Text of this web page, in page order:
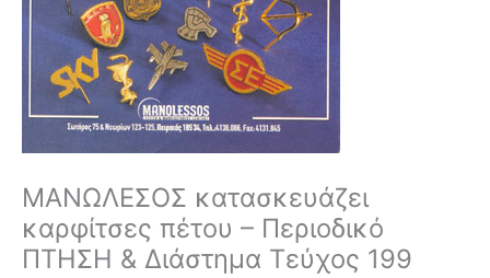
ΜΑΝΩΛΕΣΟΣ κατασκευάζει
καρφίτσες πέτου – Περιοδικό
ΠΤΗΣΗ & Διάστημα Τεύχος 199